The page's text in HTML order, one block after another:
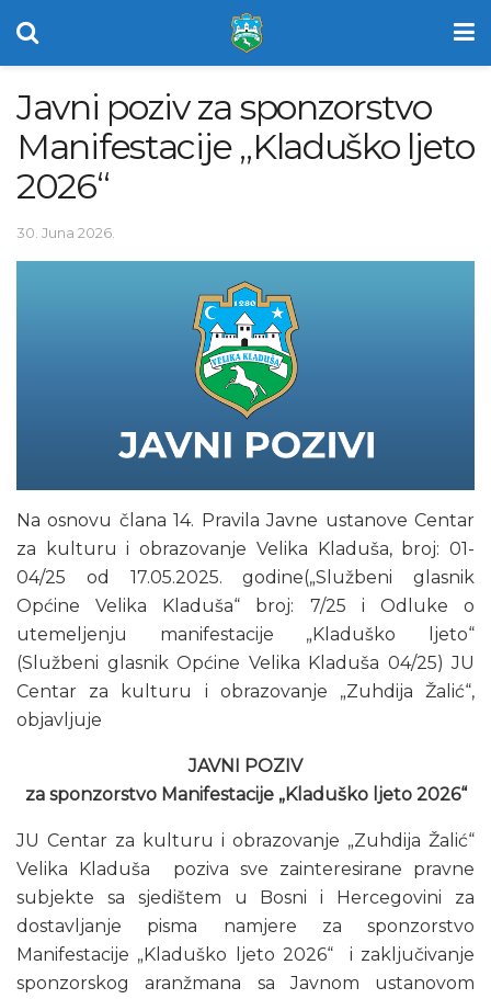
Javni poziv za sponzorstvo
Manifestacije „Kladuško ljeto
2026“
30. Juna 2026.
Na osnovu člana 14. Pravila Javne ustanove Centar
za kulturu i obrazovanje Velika Kladuša, broj: 01-
04/25 od 17.05.2025. godine(„Službeni glasnik
Općine Velika Kladuša“ broj: 7/25 i Odluke o
utemeljenju manifestacije „Kladuško ljeto“
(Službeni glasnik Općine Velika Kladuša 04/25) JU
Centar za kulturu i obrazovanje „Zuhdija Žalić“,
objavljuje
JAVNI POZIV
za sponzorstvo Manifestacije „Kladuško ljeto 2026“
JU Centar za kulturu i obrazovanje „Zuhdija Žalić“
Velika Kladuša poziva sve zainteresirane pravne
subjekte sa sjedištem u Bosni i Hercegovini za
dostavljanje pisma namjere za sponzorstvo
Manifestacije „Kladuško ljeto 2026“ i zaključivanje
sponzorskog aranžmana sa Javnom ustanovom